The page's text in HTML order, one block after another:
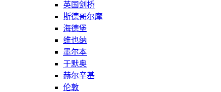
英国剑桥
斯德哥尔摩
海德堡
维也纳
墨尔本
于默奥
赫尔辛基
伦敦